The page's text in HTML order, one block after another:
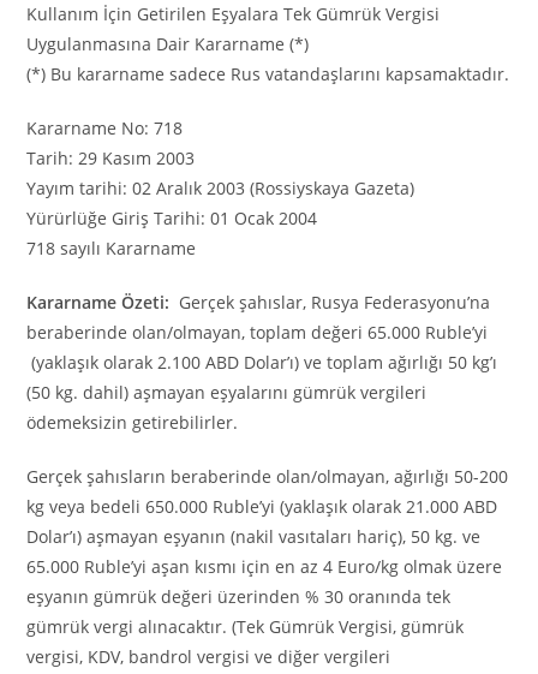
Kullanım İçin Getirilen Eşyalara Tek Gümrük Vergisi
Uygulanmasına Dair Kararname (*)
(*) Bu kararname sadece Rus vatandaşlarını kapsamaktadır.
Kararname No: 718
Tarih: 29 Kasım 2003
Yayım tarihi: 02 Aralık 2003 (Rossiyskaya Gazeta)
Yürürlüğe Giriş Tarihi: 01 Ocak 2004
718 sayılı Kararname
Kararname Özeti: Gerçek şahıslar, Rusya Federasyonu’na
beraberinde olan/olmayan, toplam değeri 65.000 Ruble’yi
(yaklaşık olarak 2.100 ABD Dolar’ı) ve toplam ağırlığı 50 kg’ı
(50 kg. dahil) aşmayan eşyalarını gümrük vergileri
ödemeksizin getirebilirler.
Gerçek şahısların beraberinde olan/olmayan, ağırlığı 50-200
kg veya bedeli 650.000 Ruble’yi (yaklaşık olarak 21.000 ABD
Dolar’ı) aşmayan eşyanın (nakil vasıtaları hariç), 50 kg. ve
65.000 Ruble’yi aşan kısmı için en az 4 Euro/kg olmak üzere
eşyanın gümrük değeri üzerinden % 30 oranında tek
gümrük vergi alınacaktır. (Tek Gümrük Vergisi, gümrük
vergisi, KDV, bandrol vergisi ve diğer vergileri